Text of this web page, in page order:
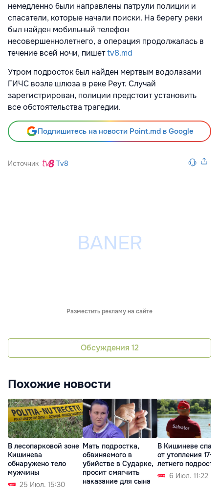
немедленно были направлены патрули полиции и
спасатели, которые начали поиски. На берегу реки
был найден мобильный телефон
несовершеннолетнего, а операция продолжалась в
течение всей ночи, пишетtv8.md
Утром подросток был найден мертвым водолазами
ГИЧС возле шлюза в реке Реут. Случай
зарегистрирован, полиции предстоит установить
все обстоятельства трагедии.
Подпишитесь на новости Point.md в Google
Источник Tv8
Разместить рекламу на сайте
Обсуждения 12
Похожие новости
В лесопарковой зоне
Кишинева
обнаружено тело
мужчины
25 Июл. 15:30
Мать подростка,
обвиняемого в
убийстве в Сударке,
просит смягчить
наказание для сына
В Кишиневе
от утопления 17-
летнего
6 Июл. 11:22